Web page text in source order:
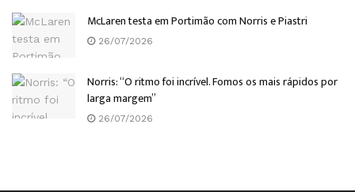
McLaren testa em Portimão com Norris e Piastri
26/07/2026
Norris: “O ritmo foi incrível. Fomos os mais rápidos por
larga margem”
26/07/2026